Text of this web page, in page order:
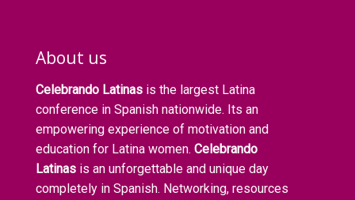
About us
Celebrando Latinas is the largest Latina
conference in Spanish nationwide. Its an
empowering experience of motivation and
education for Latina women. Celebrando
Latinas is an unforgettable and unique day
completely in Spanish. Networking, resources